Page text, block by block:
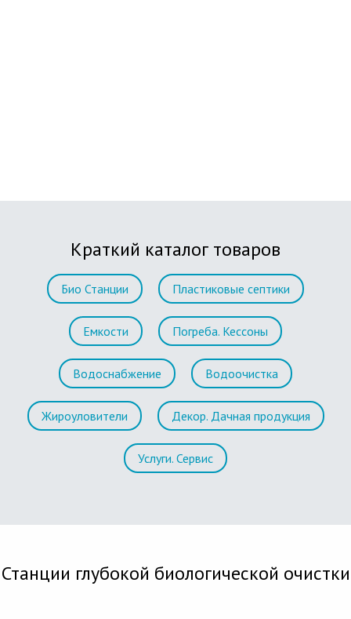
Краткий каталог товаров
Био Станции Пластиковые септики
Емкости Погреба. Кессоны
Водоснабжение Водоочистка
Жироуловители Декор. Дачная продукция
Услуги. Сервис
Станции глубокой биологической очистки